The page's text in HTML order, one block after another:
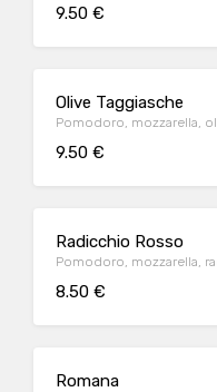
9.50 €
Olive Taggiasche
Pomodoro, mozzarella,
9.50 €
Radicchio Rosso
Pomodoro, mozzarella,
8.50 €
Romana